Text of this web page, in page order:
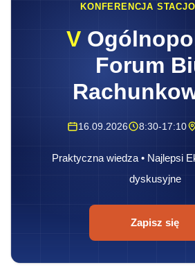
KONFERENCJA
V
Forum
16.09.2026 8:30-17:10
Praktyczna wiedza • Najlepsi
dyskusyjne
Zapisz się